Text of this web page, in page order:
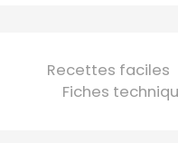
Recettes faciles
Fiches